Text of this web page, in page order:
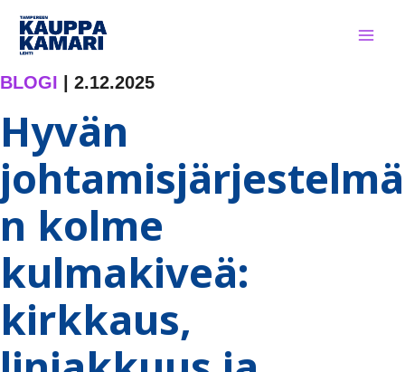
Siirry
sisältöön
BLOGI 2.12.2025
Hyvän
johtamisjärjestelmä
n kolme
kulmakiveä:
kirkkaus,